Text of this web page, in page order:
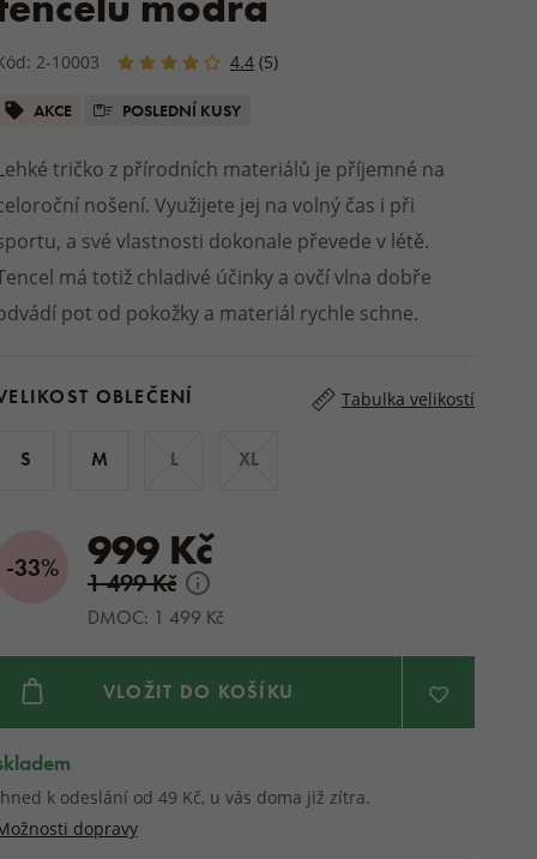
Pyžama a noční košile
Župany
Teplákovky
Trenky
DOPLŇKY K OBLEČENÍ
a nazouváky
boty
OBUV
ÚKLIDOVÉ PROSTŘEDKY
Praní a sušení prádla
Domácí drogerie
A
2-10003 4.4 (5)
AKCE POSLEDNÍ KUSY
tričko z přírodních materiálů je příjemné na
nošení. Využijete jej na volný čas i při
a své vlastnosti dokonale převede v létě.
má totiž chladivé účinky a ovčí vlna dobře
pot od pokožky a materiál rychle schne.
OBLEČENÍ Tabulka velikostí
S M L XL
-33% 999 Kč
1 499 Kč
DMOC: 1 499 Kč
VLOŽIT DO KOŠÍKU
k odeslání od 49 Kč, u vás doma již zítra.
dopravy